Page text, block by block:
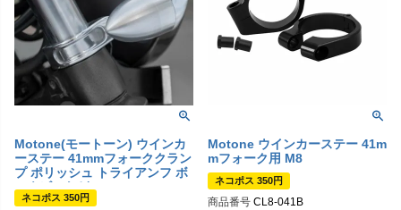
Motone(モートーン) ウインカ
ーステー 41mmフォーククラン
プ ポリッシュ トライアンフ ボ
ンネビルなど
ネコポス 350円
Motone ウインカーステー 41m
mフォーク用 M8
ネコポス 350円
商品番号 CL8-041B